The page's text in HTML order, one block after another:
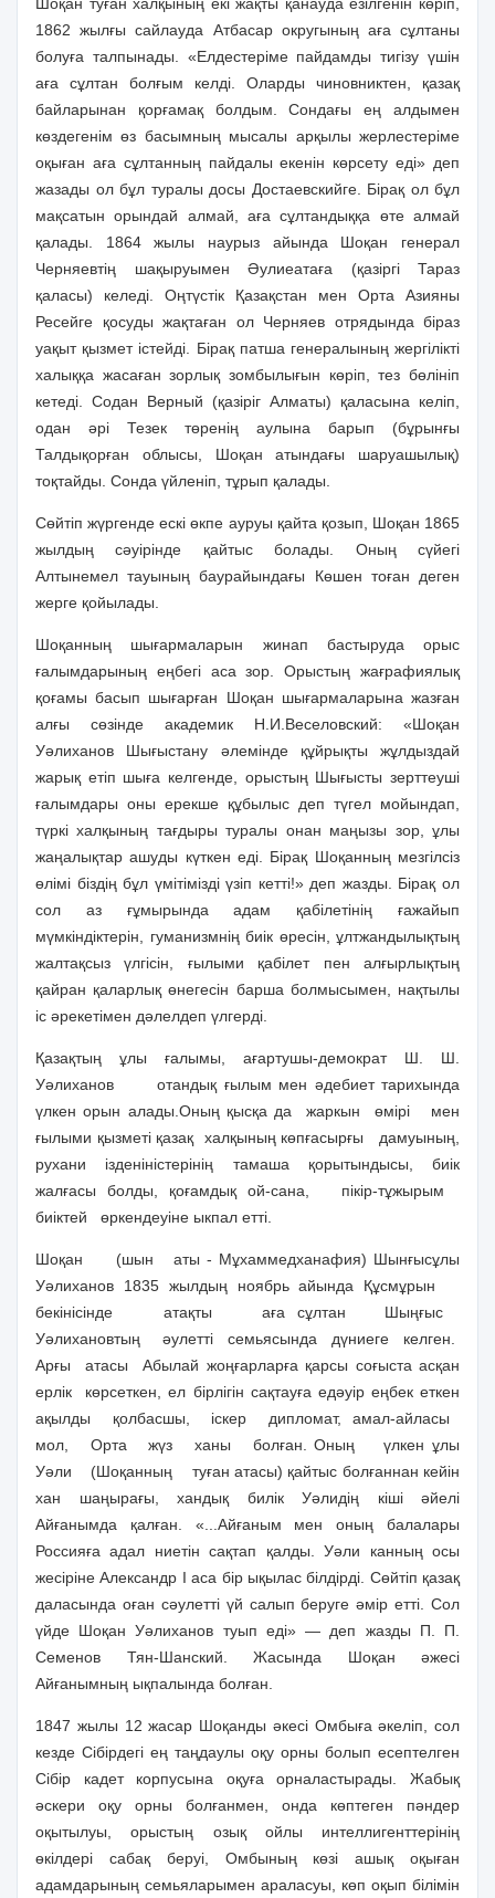
1862 жылғы сайлауда Атбасар округының аға сұлтаны
болуға талпынады. «Елдестеріме пайдамды тигізу үшін
аға сұлтан болғым келді. Оларды чиновниктен, қазақ
байларынан қорғамақ болдым. Сондағы ең алдымен
көздегенім өз басымның мысалы арқылы жерлестеріме
оқыған аға сұлтанның пайдалы екенін көрсету еді» деп
жазады ол бұл туралы досы Достаевскийге. Бірақ ол бұл
мақсатын орындай алмай, аға сұлтандыққа өте алмай
қалады. 1864 жылы наурыз айында Шоқан генерал
Черняевтің шақыруымен Әулиеатаға (қазіргі Тараз
қаласы) келеді. Оңтүстік Қазақстан мен Орта Азияны
Ресейге қосуды жақтаған ол Черняев отрядында біраз
уақыт қызмет істейді. Бірақ патша генералының жергілікті
халыққа жасаған зорлық зомбылығын көріп, тез бөлініп
кетеді. Содан Верный (қазіріг Алматы) қаласына келіп,
одан әрі Тезек төренің аулына барып (бұрынғы
Талдықорған облысы, Шоқан атындағы шаруашылық)
тоқтайды. Сонда үйленіп, тұрып қалады.
Сөйтіп жүргенде ескі өкпе ауруы қайта қозып, Шоқан 1865
жылдың сәуірінде қайтыс болады. Оның сүйегі
Алтынемел тауының баурайындағы Көшен тоған деген
жерге қойылады.
Шоқанның шығармаларын жинап бастыруда орыс
ғалымдарының еңбегі аса зор. Орыстың жағрафиялық
қоғамы басып шығарған Шоқан шығармаларына жазған
алғы сөзінде академик Н.И.Веселовский: «Шоқан
Уәлиханов Шығыстану әлемінде құйрықты жұлдыздай
жарық етіп шыға келгенде, орыстың Шығысты зерттеуші
ғалымдары оны ерекше құбылыс деп түгел мойындап,
түркі халқының тағдыры туралы онан маңызы зор, ұлы
жаңалықтар ашуды күткен еді. Бірақ Шоқанның мезгілсіз
өлімі біздің бұл үмітімізді үзіп кетті!» деп жазды. Бірақ ол
сол аз ғұмырында адам қабілетінің ғажайып
мүмкіндіктерін, гуманизмнің биік өресін, ұлтжандылықтың
жалтақсыз үлгісін, ғылыми қабілет пен алғырлықтың
қайран қаларлық өнегесін барша болмысымен, нақтылы
іс әрекетімен дәлелдеп үлгерді.
Қазақтың ұлы ғалымы, ағартушы-демократ Ш. Ш.
Уәлиханов
отандық ғылым мен әдебиет тарихында
үлкен орын алады.Оның қысқа да
жаркын өмірі
мен
ғылыми қызметі қазақ
халқының көпғасырғы
дамуының,
рухани ізденіністерінің тамаша қорытындысы, биік
жалғасы болды, қоғамдық ой-сана,
пікір-тұжырым
биіктей
өркендеуіне ыкпал етті.
Шоқан (шын
аты - Мұхаммедханафия) Шынғысұлы
Уәлиханов 1835 жылдың ноябрь айында Құсмұрын
бекінісінде
атақты аға сұлтан
Шыңғыс
Уәлихановтың
әулетті семьясында дүниеге
келген.
Арғы
атасы
Абылай жоңғарларға қарсы соғыста асқан
ерлік
көрсеткен, ел бірлігін сақтауға едәуір еңбек еткен
ақылды
қолбасшы, іскер дипломат,
амал-айласы
мол,
Орта жүз ханы болған. Оның
үлкен ұлы
Уәли
(Шоқанның
туған атасы) қайтыс болғаннан кейін
хан шаңырағы, хандық билік Уәлидің кіші әйелі
Айғанымда қалған. «...Айғаным мен оның балалары
Россияға адал ниетін сақтап қалды. Уәли канның осы
жесіріне Александр I аса бір ықылас білдірді. Сөйтіп қазақ
даласында оған сәулетті үй салып беруге әмір етті. Сол
үйде Шоқан Уәлиханов туып еді» — деп жазды П. П.
Семенов Тян-Шанский. Жасында Шоқан әжесі
Айғанымның ықпалында болған.
1847 жылы 12 жасар Шоқанды әкесі Омбыға әкеліп, сол
кезде Сібірдегі ең таңдаулы оқу орны болып есептелген
Сібір кадет корпусына оқуға орналастырады. Жабық
әскери оқу орны болғанмен, онда көптеген пәндер
оқытылуы, орыстың озық ойлы интеллигенттерінің
өкілдері сабақ беруі, Омбының көзі ашық оқыған
адамдарының семьяларымен араласуы, көп оқып білімін